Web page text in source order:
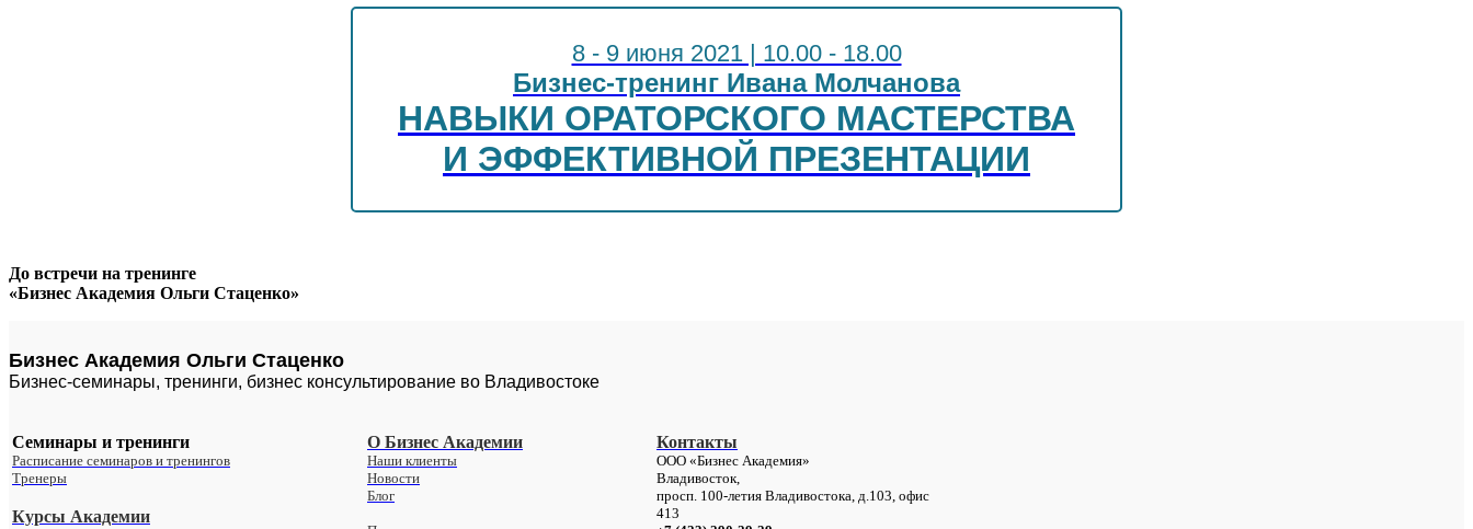
8 - 9 июня 2021 | 10.00 - 18.00
Бизнес-тренинг Ивана Молчанова
НАВЫКИ ОРАТОРСКОГО МАСТЕРСТВА
И ЭФФЕКТИВНОЙ ПРЕЗЕНТАЦИИ
До встречи на тренинге
«Бизнес Академия Ольги Стаценко»
Бизнес Академия Ольги Стаценко
Бизнес-семинары, тренинги, бизнес консультирование во Владивостоке
Семинары и тренинги
Расписание семинаров и тренингов
Тренеры
Курсы Академии
О Бизнес Академии
Наши клиенты
Новости
Блог
Контакты
ООО «Бизнес Академия»
Владивосток,
просп. 100-летия Владивостока, д.103, офис
413